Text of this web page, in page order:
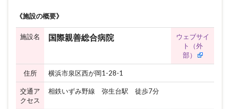
《施設の概要》
施設名 国際親善総合病院
ウェブサイ
ト（外
部）
住所 横浜市泉区西が岡1-28-1
交通ア
クセス
相鉄いずみ野線 弥生台駅 徒歩7分